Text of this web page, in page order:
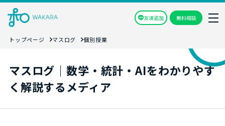
友達追加 無料相談
トップページ マスログ 個別授業
マスログ｜数学・統計・AIをわかりやす
く解説するメディア